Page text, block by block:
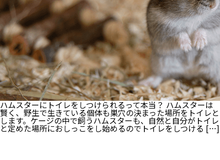
類
が
る
の？
早
期
発
見
と
予
防
法
と
は
ハムスターにトイレをしつけられるって本当？ ハムスターは
賢く、野生で生きている個体も巣穴の決まった場所をトイレと
します。ケージの中で飼うハムスターも、自然と自分がトイレ
と定めた場所におしっこをし始めるのでトイレをしつける […]